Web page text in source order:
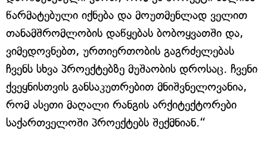
წარმატებული იქნება და მოუთმენლად ველით
თანამშრომლობის დაწყებას ბობოყვათში და,
ვიმედოვნებთ, ურთიერთობის გაგრძელებას
ჩვენს სხვა პროექტებზე მუშაობის დროსაც. ჩვენი
ქვეყნისთვის განსაკუთრებით მნიშვნელოვანია,
რომ ასეთი მაღალი რანგის არქიტექტორები
საქართველოში პროექტებს შექმნიან.“